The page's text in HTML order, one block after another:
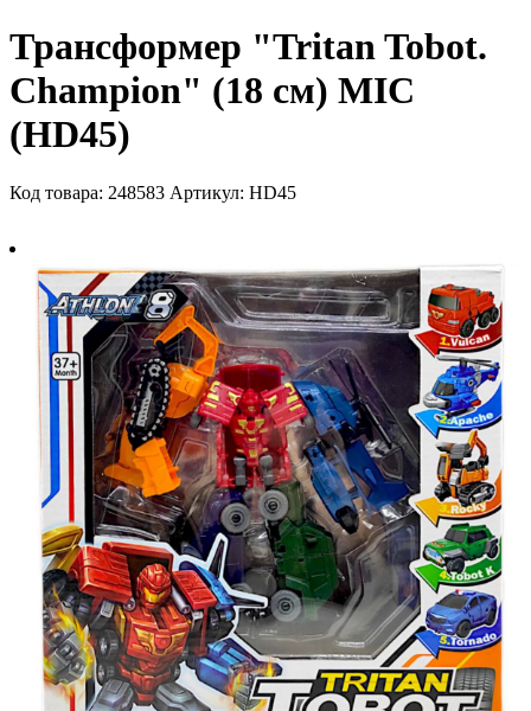
Трансформер "Tritan Tobot.
Champion" (18 см) MIC
(HD45)
Код товара: 248583 Артикул: HD45